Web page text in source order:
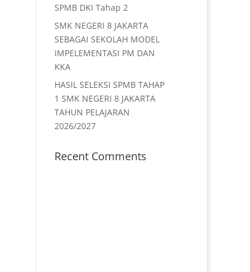
SPMB DKI Tahap 2
SMK NEGERI 8 JAKARTA
SEBAGAI SEKOLAH MODEL
IMPELEMENTASI PM DAN
KKA
HASIL SELEKSI SPMB TAHAP
1 SMK NEGERI 8 JAKARTA
TAHUN PELAJARAN
2026/2027
Recent Comments